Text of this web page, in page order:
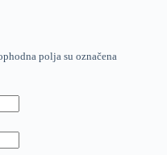
polja su označena